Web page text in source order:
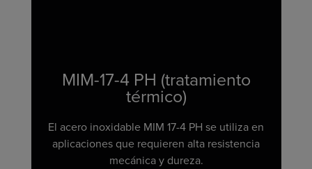
MIM-17-4 PH (tratamiento
térmico)
El acero inoxidable MIM 17-4 PH se utiliza en
aplicaciones que requieren alta resistencia
mecánica y dureza.